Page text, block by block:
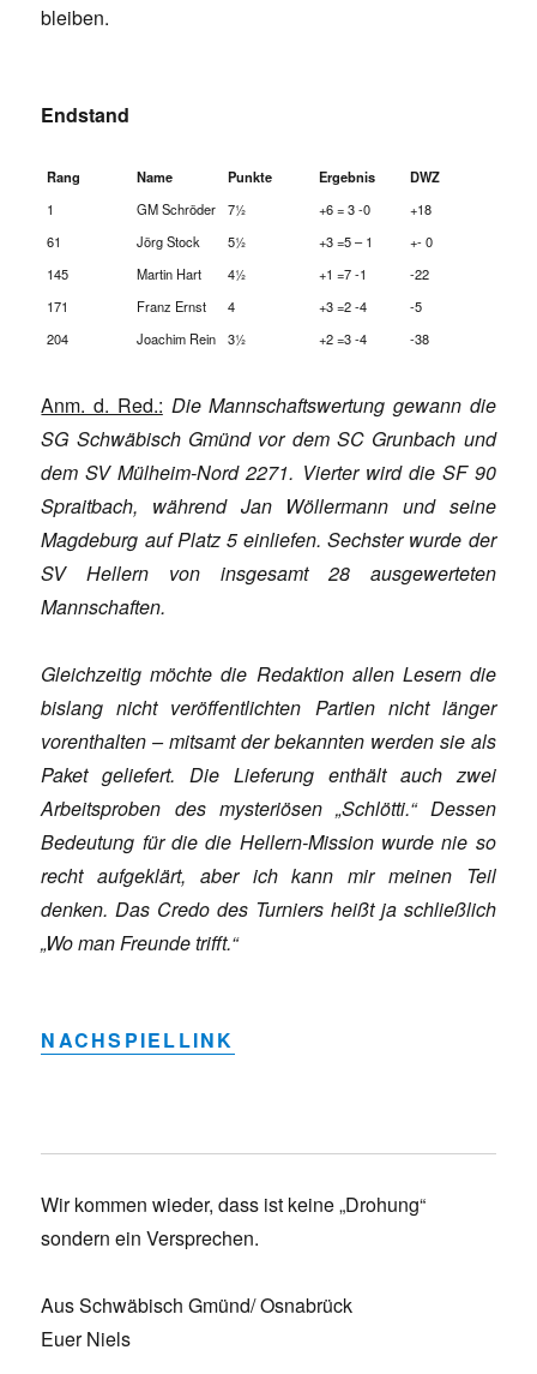
bleiben.
Endstand
Rang Name Punkte Ergebnis DWZ
1 GM Schröder 7½ +6 = 3 -0
+18
61
Jörg Stock 5½ +3 =5 – 1
+- 0
145
Martin Hart 4½ +1 =7 -1
-22
171
Franz Ernst 4 +3 =2 -4
-5
204
Joachim Rein 3½ +2 =3 -4 -38
Anm. d. Red.: Die Mannschaftswertung gewann die
SG Schwäbisch Gmünd vor dem SC Grunbach und
dem SV Mülheim-Nord 2271. Vierter wird die SF 90
Spraitbach, während Jan Wöllermann und seine
Magdeburg auf Platz 5 einliefen. Sechster wurde der
SV Hellern von insgesamt 28 ausgewerteten
Mannschaften.
Gleichzeitig möchte die Redaktion allen Lesern die
bislang nicht veröffentlichten Partien nicht länger
vorenthalten – mitsamt der bekannten werden sie als
Paket geliefert. Die Lieferung enthält auch zwei
Arbeitsproben des mysteriösen „Schlötti.“ Dessen
Bedeutung für die die Hellern-Mission wurde nie so
recht aufgeklärt, aber ich kann mir meinen Teil
denken. Das Credo des Turniers heißt ja schließlich
„Wo man Freunde trifft.“
NACHSPIELLINK
Wir kommen wieder, dass ist keine „Drohung“
sondern ein Versprechen.
Aus Schwäbisch Gmünd/ Osnabrück
Euer Niels